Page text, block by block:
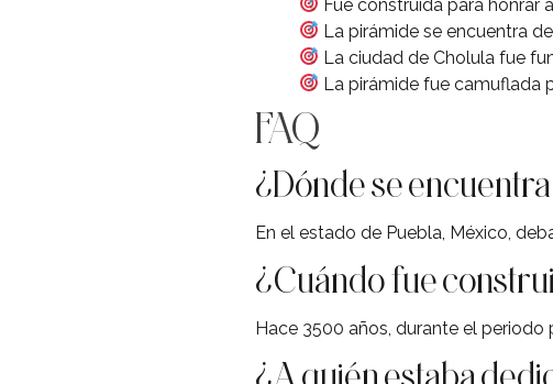
Fue construida para honrar
La pirámide se encuentra
La ciudad de Cholula fue
La pirámide fue camuflada
FAQ
¿Dónde se
En el estado de Puebla, México,
¿Cuándo fue
Hace 3500 años, durante el
¿A quién estaba